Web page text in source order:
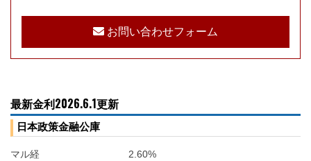
お問い合わせフォーム
最新金利2026.6.1更新
日本政策金融公庫
マル経 2.60%